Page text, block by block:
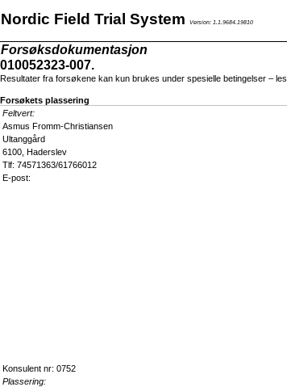
Nordic Field Trial System Version: 1.1.9684.19810
Forsøksdokumentasjon
010052323-007.
Resultater fra forsøkene kan kun brukes under spesielle betingelser – les
Forsøkets plassering
Feltvert:
Asmus Fromm-Christiansen
Ultanggård
6100, Haderslev
Tlf: 74571363/61766012
E-post:
Konsulent nr: 0752
Plassering: